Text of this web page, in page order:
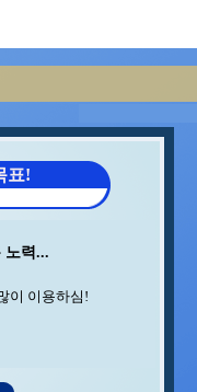
국어
과학
회화/중국어
** 수학/영어
표!
노력...
이 이용하심!